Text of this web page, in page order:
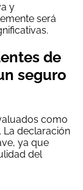
y
será
de
seguro
como
La declaración
ya que
del